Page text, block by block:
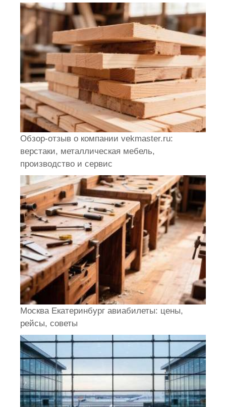
Обзор-отзыв о компании vekmaster.ru:
верстаки, металлическая мебель,
производство и сервис
Москва Екатеринбург авиабилеты: цены,
рейсы, советы